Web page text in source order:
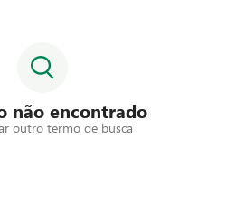
não encontrado
outro termo de busca